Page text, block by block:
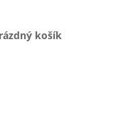
košík